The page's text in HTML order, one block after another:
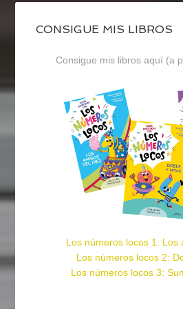
CONSIGUE MIS LIBROS
Consigue mis libros aquí (a
Los números locos 1: Los
Los números locos 2:
Los números locos 3: